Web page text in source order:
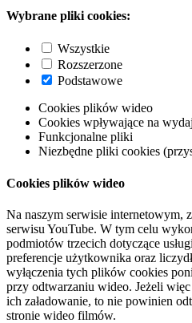
Wybrane pliki cookies:
Wszystkie
Rozszerzone
Podstawowe
Cookies plików wideo
Cookies wpływające na
Funkcjonalne pliki
Niezbędne pliki cookies
Cookies plików wideo
Na naszym serwisie internetowym,
serwisu YouTube. W tym celu
podmiotów trzecich dotyczące
preferencje użytkownika oraz
wyłączenia tych plików cookies
przy odtwarzaniu wideo. Jeżeli
ich załadowanie, to nie powinien
stronie wideo filmów.